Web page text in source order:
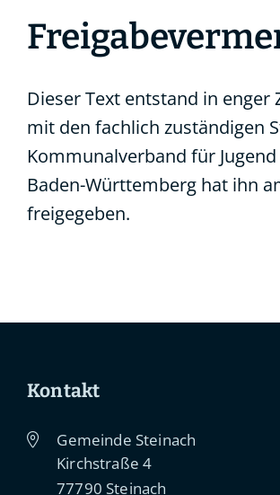
Dieser Text entstand in
mit den fachlich zuständigen
Kommunalverband für
Baden-Württemberg hat ihn
freigegeben.
Kontakt
Gemeinde Steinach
Kirchstraße 4
77790 Steinach